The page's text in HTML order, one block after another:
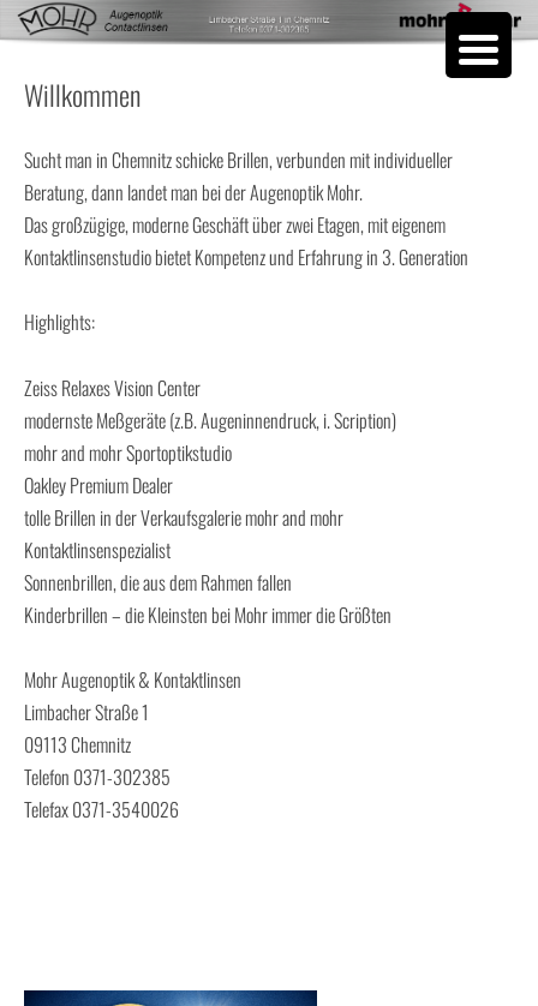
Willkommen
Sucht man in Chemnitz schicke Brillen, verbunden mit individueller
Beratung, dann landet man bei der Augenoptik Mohr.
Das großzügige, moderne Geschäft über zwei Etagen, mit eigenem
Kontaktlinsenstudio bietet Kompetenz und Erfahrung in 3. Generation
Highlights:
Zeiss Relaxes Vision Center
modernste Meßgeräte (z.B. Augeninnendruck, i. Scription)
mohr and mohr Sportoptikstudio
Oakley Premium Dealer
tolle Brillen in der Verkaufsgalerie mohr and mohr
Kontaktlinsenspezialist
Sonnenbrillen, die aus dem Rahmen fallen
Kinderbrillen – die Kleinsten bei Mohr immer die Größten
Mohr Augenoptik & Kontaktlinsen
Limbacher Straße 1
09113 Chemnitz
Telefon 0371-302385
Telefax 0371-3540026